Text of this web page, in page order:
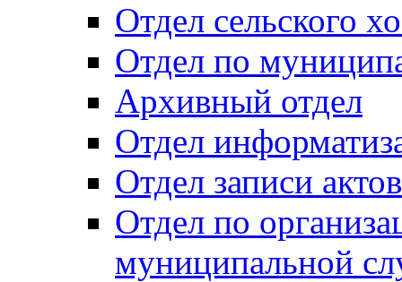
Отдел сельского
Отдел по
Архивный отдел
Отдел
Отдел записи
Отдел по
муниципальной